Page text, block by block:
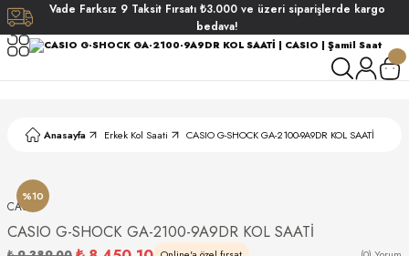
Vade Farksız 9 Taksit Fırsatı ₺3.000 ve üzeri siparişlerde kargo
bedava!
Anasayfa Erkek Kol Saati CASIO G-SHOCK GA-2100-9A9DR KOL SAATİ
%10
CASIO
CASIO G-SHOCK GA-2100-9A9DR KOL SAATİ